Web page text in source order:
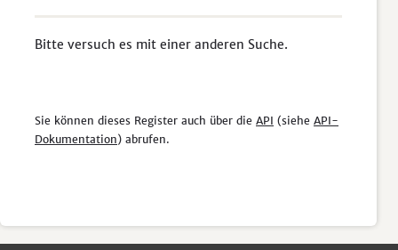
Bitte versuch es mit einer anderen Suche.
Sie können dieses Register auch über die API (siehe API-
Dokumentation) abrufen.